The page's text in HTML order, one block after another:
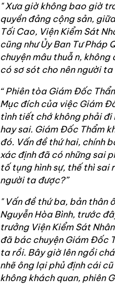
" Xưa giờ không bao giờ
quyền đảng cộng sản,
Tối Cao, Viện Kiểm Sát
cũng như Ủy Ban Tư Pháp
chuyện mâuthuẫ n, không
có sơ sót cho nên người
“ Phiên tòa Giám Đốc
Mục đích của việc Giám
tình tiết chớ không phải đi
hay sai. Giám Đốc Thẩm
đó. Vấn đề thứ hai, chính
xác định đã có những sai
tố tụng hình sự, thế thì sai
người ta được?”
" Vấn đề thứ ba, bản thân
Nguyễn Hòa Bình, trước
trưởng Viện Kiểm Sát
đã bác chuyện Giám Đốc
ta rồi. Bây giờ lên ngồi
nhẽ ông lại phủ định cái
không khách quan, phiên